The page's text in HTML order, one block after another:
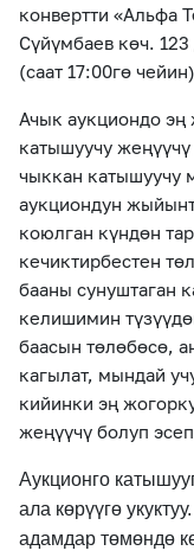
конвертти
Сүйүмбаев көч.
(саат 17:00гө
Ачык аукциондо эң
катышуучу
чыккан катышуучу
аукциондун
коюлган күндөн
кечиктирбестен
бааны сунуштаган
келишимин
баасын төлөбөсө,
кагылат, мындай
кийинки эң
жеңүүчү болуп
Аукционго
ала көрүүгө
адамдар төмөндө